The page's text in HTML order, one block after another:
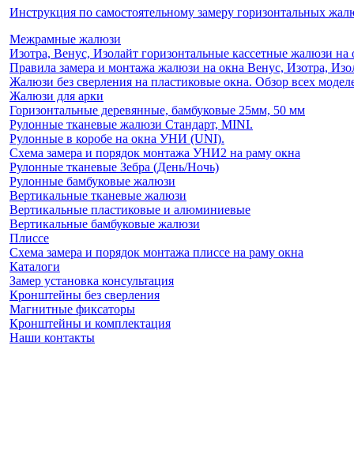
Инструкция по самостоятельному замеру горизонтальных
Межрамные жалюзи
Изотра, Венус, Изолайт горизонтальные кассетные жалюзи на
Правила замера и монтажа жалюзи на окна Венус, Изотра,
Жалюзи без сверления на пластиковые окна. Обзор всех
Жалюзи для арки
Горизонтальные деревянные, бамбуковые 25мм, 50 мм
Рулонные тканевые жалюзи Стандарт, MINI.
Рулонные в коробе на окна УНИ (UNI).
Схема замера и порядок монтажа УНИ2 на раму окна
Рулонные тканевые Зебра (День/Ночь)
Рулонные бамбуковые жалюзи
Вертикальные тканевые жалюзи
Вертикальные пластиковые и алюминиевые
Вертикальные бамбуковые жалюзи
Плиссе
Схема замера и порядок монтажа плиссе на раму окна
Каталоги
Замер установка консультация
Кронштейны без сверления
Магнитные фиксаторы
Кронштейны и комплектация
Наши контакты